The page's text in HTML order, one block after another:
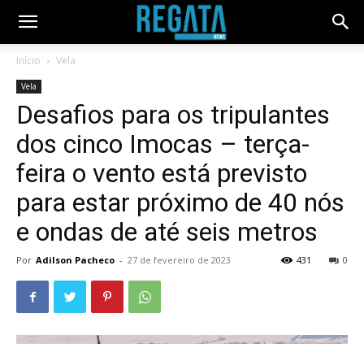
Início Vela
Vela
Desafios para os tripulantes
dos cinco Imocas – terça-
feira o vento está previsto
para estar próximo de 40 nós
e ondas de até seis metros
Por Adilson Pacheco - 27 de fevereiro de 2023 0
431